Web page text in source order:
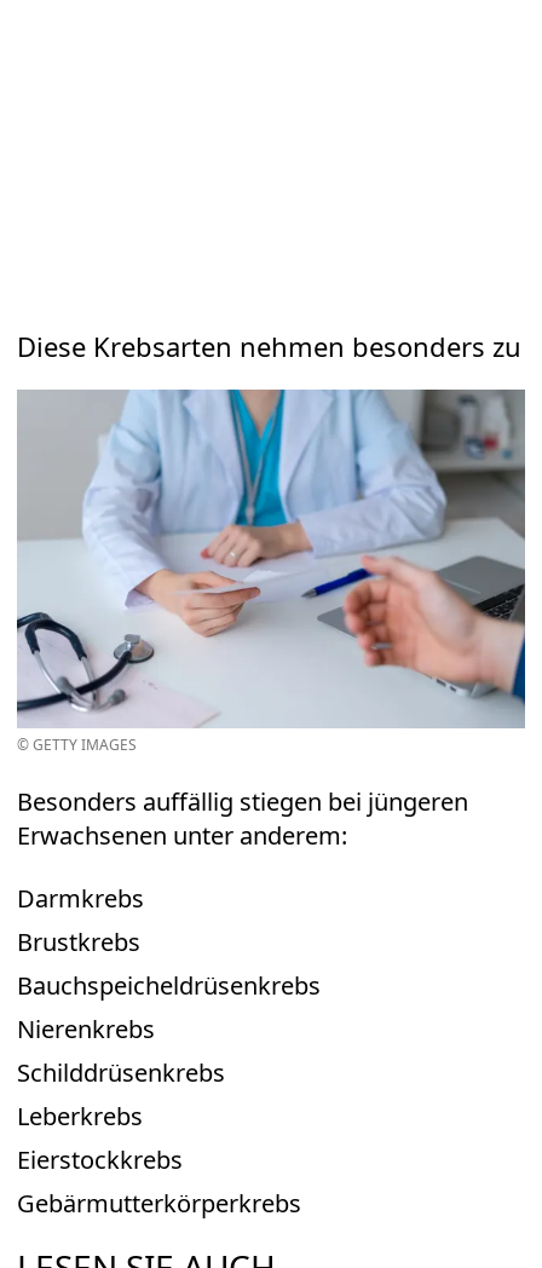
Diese Krebsarten nehmen besonders zu
© GETTY IMAGES
Besonders auffällig stiegen bei jüngeren
Erwachsenen unter anderem:
Darmkrebs
Brustkrebs
Bauchspeicheldrüsenkrebs
Nierenkrebs
Schilddrüsenkrebs
Leberkrebs
Eierstockkrebs
Gebärmutterkörperkrebs